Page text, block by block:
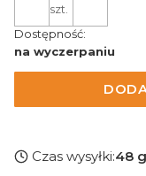
szt.
Dostępność:
na wyczerpaniu
Czas wysyłki:48